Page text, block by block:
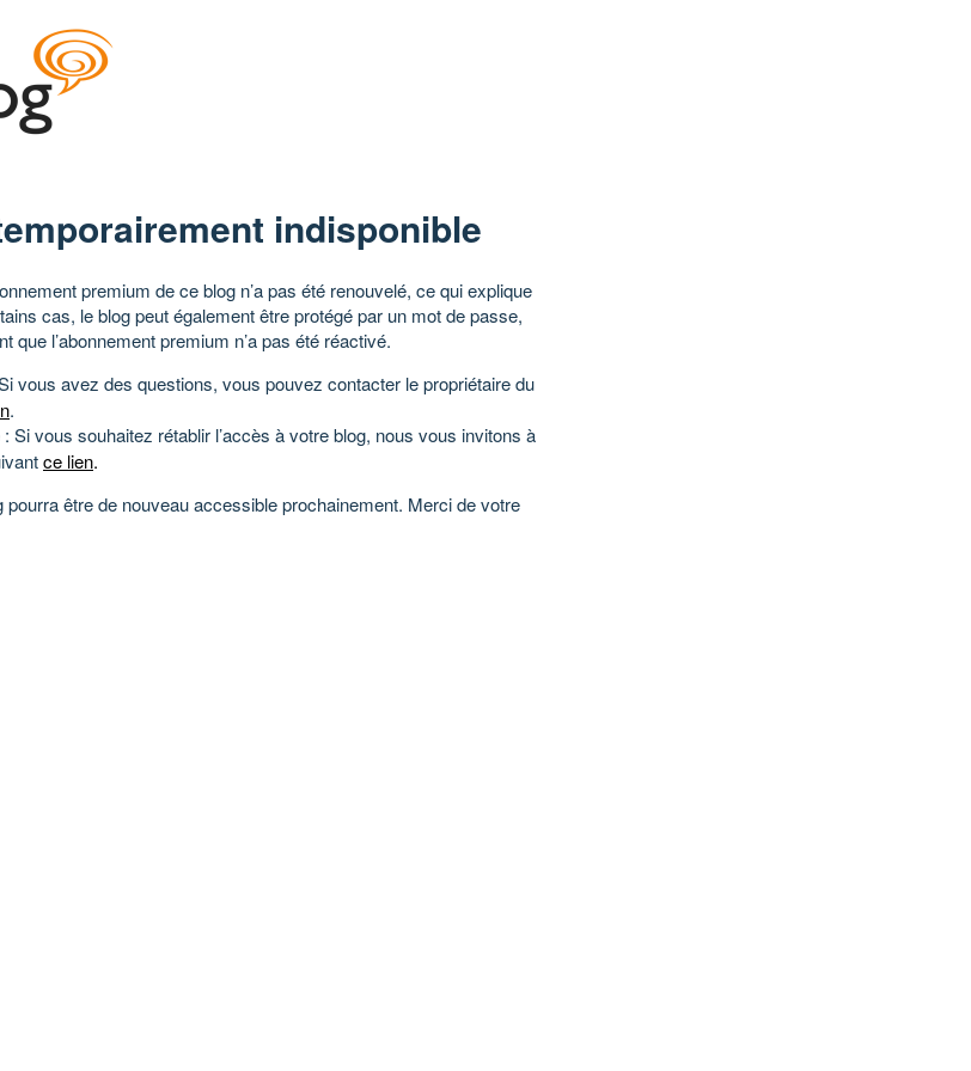
indisponible
premium de ce blog n’a pas été renouvelé, ce qui explique
cas, le blog peut également être protégé par un mot de passe,
que l’abonnement premium n’a pas été réactivé.
vous avez des questions, vous pouvez contacter le propriétaire du
.
: Si vous souhaitez rétablir l’accès à votre blog, nous vous invitons à
ce lien.
être de nouveau accessible prochainement. Merci de votre